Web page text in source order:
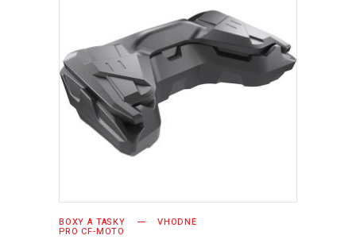
PŘIDAT DO KOŠÍKU
BOXY A TAŠKY VHODNÉ
PRO CF-MOTO